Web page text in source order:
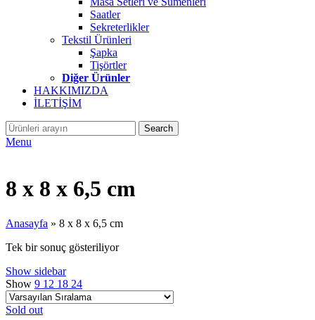
Saatler
Sekreterlikler
Tekstil Ürünleri
Şapka
Tişörtler
Diğer Ürünler
HAKKIMIZDA
İLETİŞİM
Search
Menu
8 x 8 x 6,5 cm
Anasayfa » 8 x 8 x 6,5 cm
Tek bir sonuç gösteriliyor
Show sidebar
Show 9 12 18 24
Sold out